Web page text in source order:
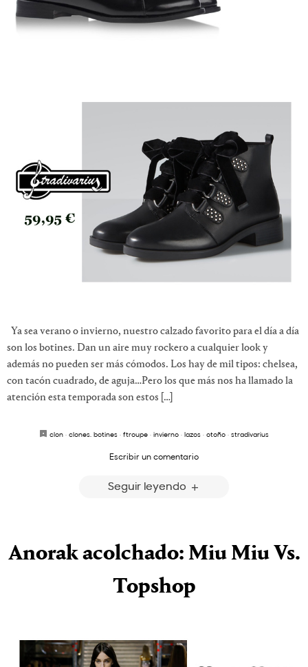
Ya sea verano o invierno, nuestro calzado favorito para el día a día
son los botines. Dan un aire muy rockero a cualquier look y
además no pueden ser más cómodos. Los hay de mil tipos: chelsea,
con tacón cuadrado, de aguja…Pero los que más nos ha llamado la
atención esta temporada son estos […]
clon · clones. botines · ftroupe · invierno · lazos · otoño · stradivarius
Escribir un comentario
Seguir leyendo
Anorak acolchado: Miu Miu Vs.
Topshop